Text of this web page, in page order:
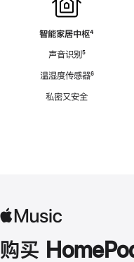
智能家居中枢脚
⁴
声音识别脚
⁵
温湿度传感器脚
⁶
私密又安全
购买